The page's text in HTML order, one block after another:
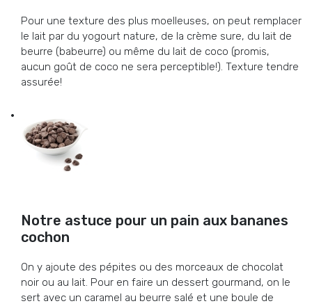
Pour une texture des plus moelleuses, on peut remplacer
le lait par du yogourt nature, de la crème sure, du lait de
beurre (babeurre) ou même du lait de coco (promis,
aucun goût de coco ne sera perceptible!). Texture tendre
assurée!
Notre astuce pour un pain aux bananes
cochon
On y ajoute des pépites ou des morceaux de chocolat
noir ou au lait. Pour en faire un dessert gourmand, on le
sert avec un caramel au beurre salé et une boule de